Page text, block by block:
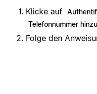
Klicke auf
Telefonnummer
Folge den